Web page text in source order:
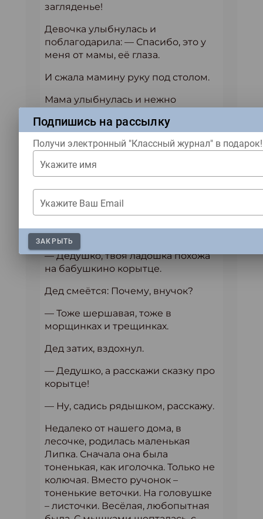
загляденье!
Девочка улыбнулась и
поблагодарила: — Спасибо, это у
меня от мамы, её глаза.
И сжала мамину руку под столом.
Мама улыбнулась и нежно
Дедушко
— Де?душко, дай ладошку!
— Вот, Витенька.
— Дедушко, а ты переверни
Дед перевернул. Витя гладит.
— Дедушко, твоя ладошка похожа
на бабушкино корытце.
Дед смеётся: Почему, внучок?
— Тоже шершавая, тоже в
морщинках и трещинках.
Дед затих, вздохнул.
— Дедушко, а расскажи сказку про
корытце!
— Ну, садись рядышком, расскажу.
Недалеко от нашего дома, в
лесочке, родилась маленькая
Липка. Сначала она была
тоненькая, как иголочка. Только не
колючая. Вместо ручонок –
тоненькие веточки. На головушке
– листочки. Весёлая, любопытная
Подпишись на рассылку
Получи электронный "Классный журнал" в подарок!
Укажите имя
Укажите Ваш Email
ЗАКРЫТЬ